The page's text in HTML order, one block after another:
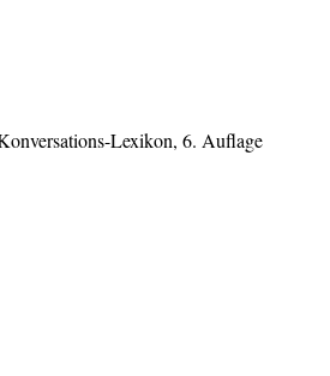
Lexikon, 6. Auflage